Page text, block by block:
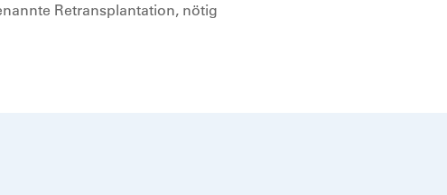
Retransplantation, nötig